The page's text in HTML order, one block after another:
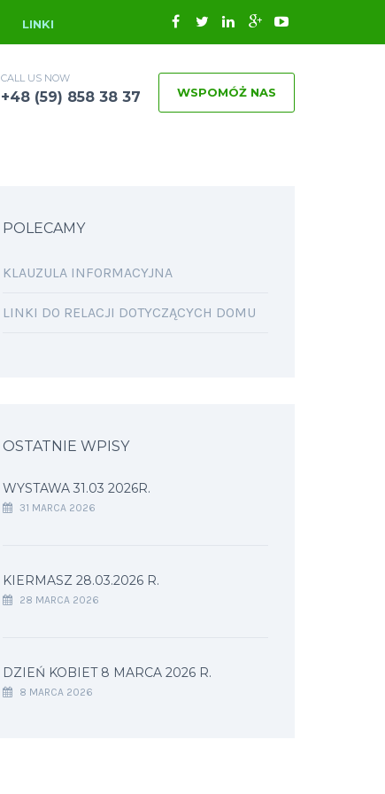
LINKI
CALL US NOW
+48 (59) 858 38 37 WSPOMÓŻ NAS
POLECAMY
KLAUZULA INFORMACYJNA
LINKI DO RELACJI DOTYCZĄCYCH DOMU
OSTATNIE WPISY
WYSTAWA 31.03 2026R.
31 MARCA 2026
KIERMASZ 28.03.2026 R.
28 MARCA 2026
DZIEŃ KOBIET 8 MARCA 2026 R.
8 MARCA 2026